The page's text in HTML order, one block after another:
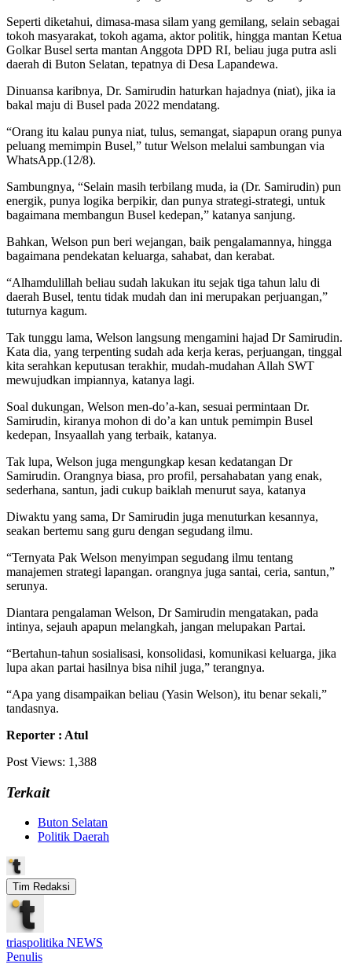
Seperti diketahui, dimasa-masa silam yang gemilang, selain sebagai
tokoh masyarakat, tokoh agama, aktor politik, hingga mantan Ketua
Golkar Busel serta mantan Anggota DPD RI, beliau juga putra asli
daerah di Buton Selatan, tepatnya di Desa Lapandewa.
Dinuansa karibnya, Dr. Samirudin haturkan hajadnya (niat), jika ia
bakal maju di Busel pada 2022 mendatang.
“Orang itu kalau punya niat, tulus, semangat, siapapun orang punya
peluang memimpin Busel,” tutur Welson melalui sambungan via
WhatsApp.(12/8).
Sambungnya, “Selain masih terbilang muda, ia (Dr. Samirudin) pun
energik, punya logika berpikir, dan punya strategi-strategi, untuk
bagaimana membangun Busel kedepan,” katanya sanjung.
Bahkan, Welson pun beri wejangan, baik pengalamannya, hingga
bagaimana pendekatan keluarga, sahabat, dan kerabat.
“Alhamdulillah beliau sudah lakukan itu sejak tiga tahun lalu di
daerah Busel, tentu tidak mudah dan ini merupakan perjuangan,”
tuturnya kagum.
Tak tunggu lama, Welson langsung mengamini hajad Dr Samirudin.
Kata dia, yang terpenting sudah ada kerja keras, perjuangan, tinggal
kita serahkan keputusan terakhir, mudah-mudahan Allah SWT
mewujudkan impiannya, katanya lagi.
Soal dukungan, Welson men-do’a-kan, sesuai permintaan Dr.
Samirudin, kiranya mohon di do’a kan untuk pemimpin Busel
kedepan, Insyaallah yang terbaik, katanya.
Tak lupa, Welson juga mengungkap kesan kedatangan Dr
Samirudin. Orangnya biasa, pro profil, persahabatan yang enak,
sederhana, santun, jadi cukup baiklah menurut saya, katanya
Diwaktu yang sama, Dr Samirudin juga menuturkan kesannya,
seakan bertemu sang guru dengan segudang ilmu.
“Ternyata Pak Welson menyimpan segudang ilmu tentang
manajemen strategi lapangan. orangnya juga santai, ceria, santun,”
serunya.
Diantara pengalaman Welson, Dr Samirudin mengatakan, pada
intinya, sejauh apapun melangkah, jangan melupakan Partai.
“Bertahun-tahun sosialisasi, konsolidasi, komunikasi keluarga, jika
lupa akan partai hasilnya bisa nihil juga,” terangnya.
“Apa yang disampaikan beliau (Yasin Welson), itu benar sekali,”
tandasnya.
Reporter : Atul
Post Views: 1,388
Terkait
Buton Selatan
Politik Daerah
Tim Redaksi
triaspolitika NEWS
Penulis